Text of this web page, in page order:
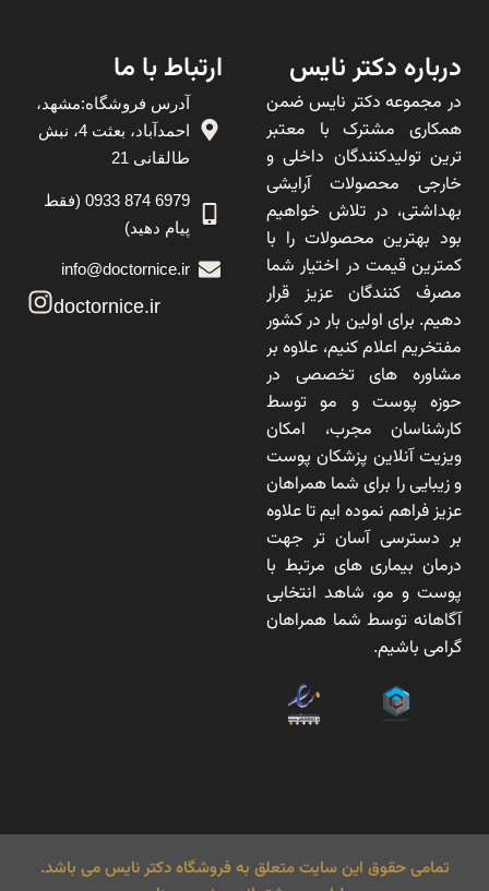
درباره دکتر نایس
در مجموعه دکتر نایس ضمن
همکاری مشترک با معتبر
ترین تولیدکنندگان داخلی و
خارجی محصولات آرایشی
بهداشتی، در تلاش خواهیم
بود بهترین محصولات را با
کمترین قیمت در اختیار شما
مصرف کنندگان عزیز قرار
دهیم. برای اولین بار در کشور
مفتخریم اعلام کنیم، علاوه بر
مشاوره های تخصصی در
حوزه پوست و مو توسط
کارشناسان مجرب، امکان
ویزیت آنلاین پزشکان پوست
و زیبایی را برای شما همراهان
عزیز فراهم نموده ایم تا علاوه
بر دسترسی آسان تر جهت
درمان بیماری های مرتبط با
پوست و مو، شاهد انتخابی
آگاهانه توسط شما همراهان
گرامی باشیم.
ارتباط با ما
آدرس فروشگاه:مشهد،
احمدآباد، بعثت 4، نبش
طالقانی 21
6979 874 0933 (فقط
پیام دهید)
info@doctornice.ir
doctornice.ir
تمامی حقوق این سایت متعلق به فروشگاه دکتر نایس می باشد.